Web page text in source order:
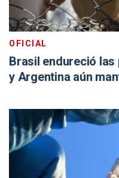
OFICIAL
Brasil endureció
y Argentina aún